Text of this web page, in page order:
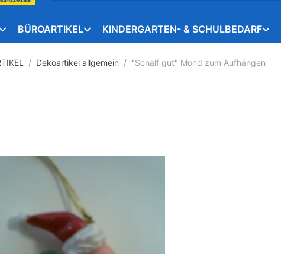
BÜROARTIKEL KINDERGARTEN- & SCHULBEDARF
Dekoartikel allgemein "Schalf gut" Mond zum Aufhängen